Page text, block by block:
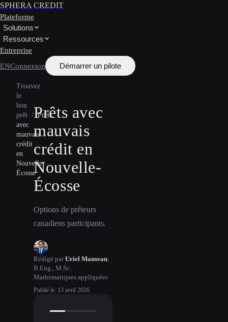
SPHERA CREDIT
Plateforme
Solutions
Ressources
Entreprise
ENConnexion Démarrer un pilote
Trouvez
le
bon
prêt / Prêts
avec
mauvais
crédit
en
Nouvelle-
Écosse
Prêts avec
mauvais
crédit en
Nouvelle-
Écosse
Options de prêteurs
canadiens participants.
Rédigé par Uriel Manseau
B.Eng., M.Sc.
Mathématiques appliquées
Publié le: 13 avril 2026